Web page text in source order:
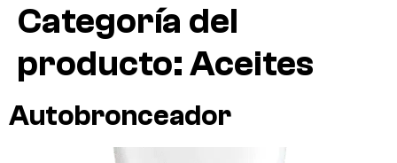
Categoría del
producto:Aceites
Autobronceador